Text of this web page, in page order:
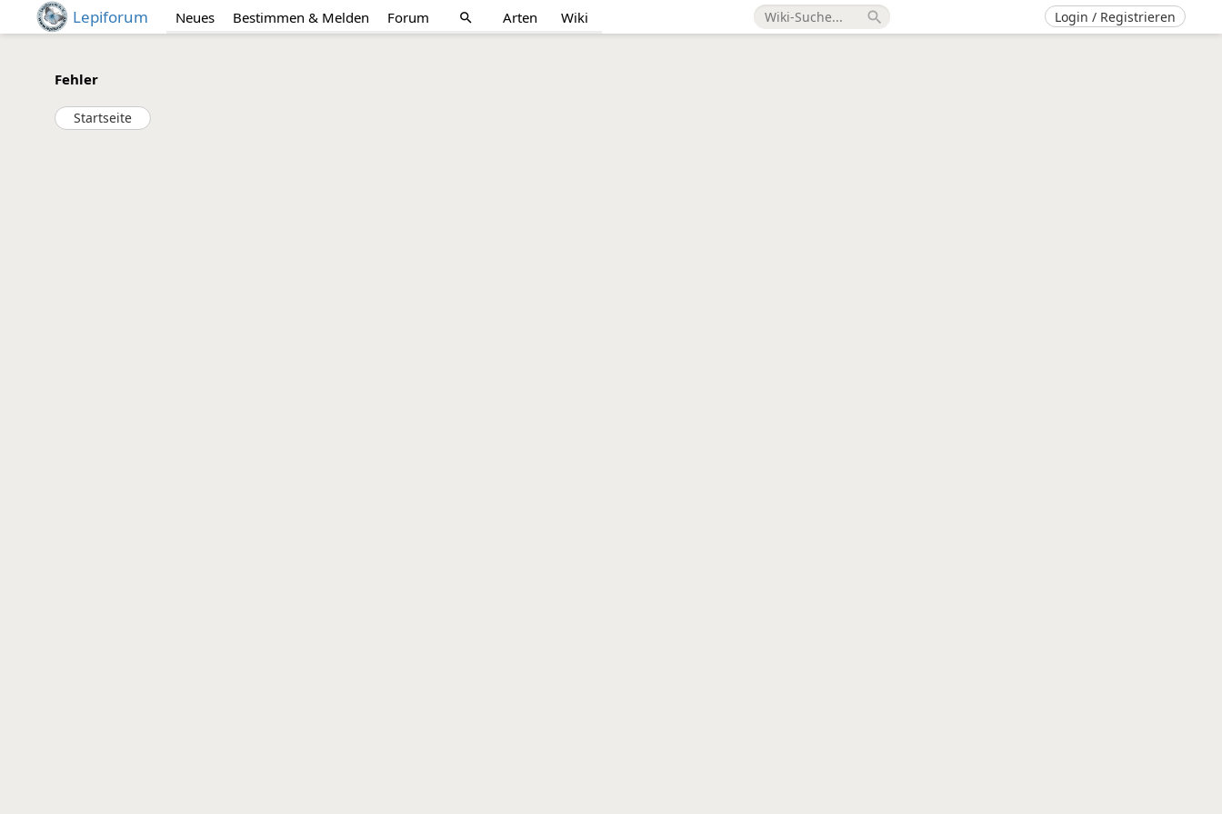
Lepiforum Neues Bestimmen & Melden Forum search Arten Wiki search Login / Registrieren
Fehler
Startseite